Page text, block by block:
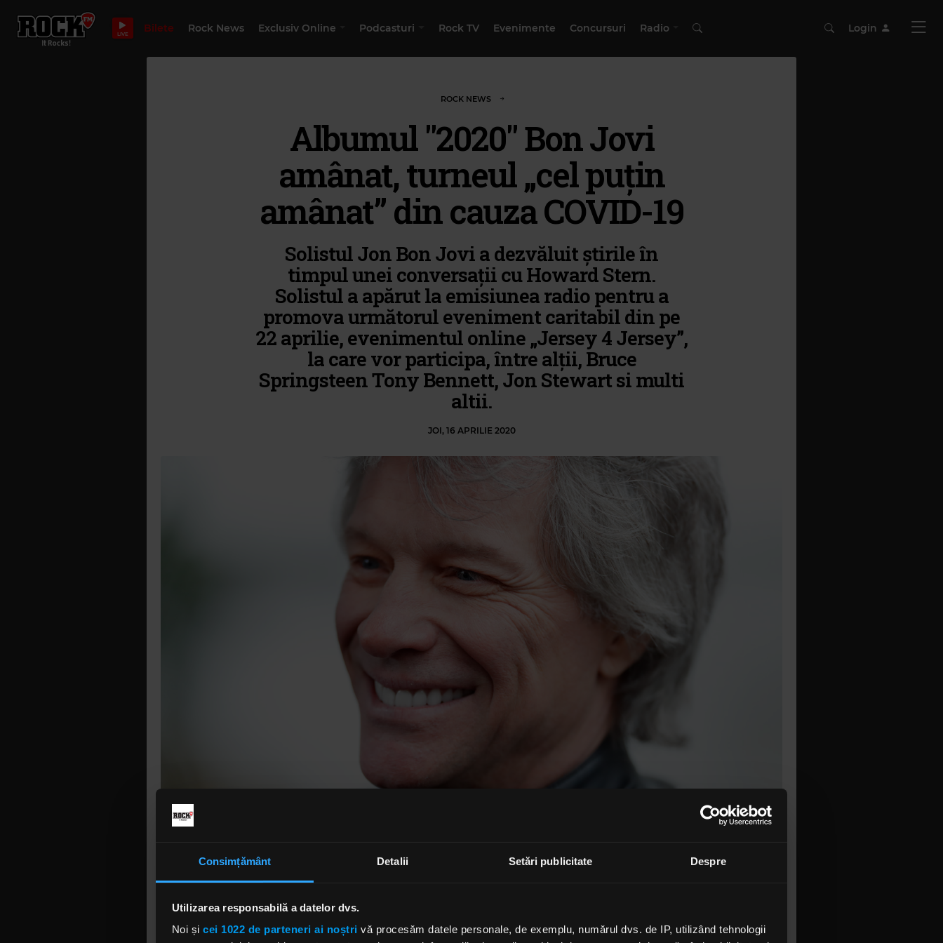
Consimțământ Detalii Setări publicitate Despre
Utilizarea responsabilă a datelor dvs.
Noi și cei 1022 de parteneri ai noștri vă procesăm datele personale, de exemplu, numărul dvs. de IP, utilizând tehnologii
LIVE Bilete Rock News Exclusiv Online Podcasturi Rock TV Evenimente Concursuri Radio Login
ROCK NEWS
Albumul "2020" Bon Jovi
amânat, turneul „cel puțin
amânat” din cauza COVID-19
Solistul Jon Bon Jovi a dezvăluit știrile în
timpul unei conversații cu Howard Stern.
Solistul a apărut la emisiunea radio pentru a
promova următorul eveniment caritabil din pe
22 aprilie, evenimentul online „Jersey 4 Jersey”,
la care vor participa, între alţii, Bruce
Springsteen Tony Bennett, Jon Stewart si multi
altii.
JOI, 16 APRILIE 2020
provocată de Covid-19.